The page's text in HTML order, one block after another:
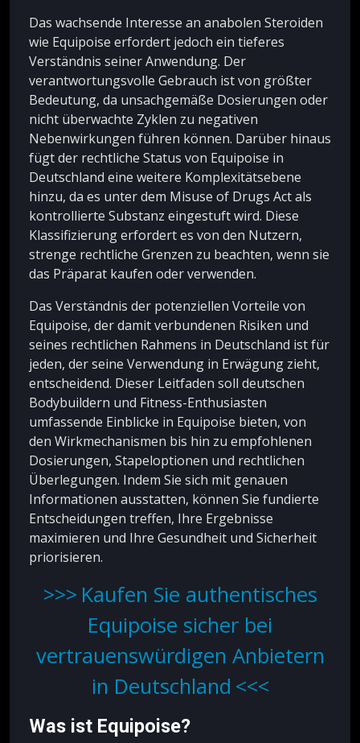
Das wachsende Interesse an anabolen Steroiden
wie Equipoise erfordert jedoch ein tieferes
Verständnis seiner Anwendung. Der
verantwortungsvolle Gebrauch ist von größter
Bedeutung, da unsachgemäße Dosierungen oder
nicht überwachte Zyklen zu negativen
Nebenwirkungen führen können. Darüber hinaus
fügt der rechtliche Status von Equipoise in
Deutschland eine weitere Komplexitätsebene
hinzu, da es unter dem Misuse of Drugs Act als
kontrollierte Substanz eingestuft wird. Diese
Klassifizierung erfordert es von den Nutzern,
strenge rechtliche Grenzen zu beachten, wenn sie
das Präparat kaufen oder verwenden.
Das Verständnis der potenziellen Vorteile von
Equipoise, der damit verbundenen Risiken und
seines rechtlichen Rahmens in Deutschland ist für
jeden, der seine Verwendung in Erwägung zieht,
entscheidend. Dieser Leitfaden soll deutschen
Bodybuildern und Fitness-Enthusiasten
umfassende Einblicke in Equipoise bieten, von
den Wirkmechanismen bis hin zu empfohlenen
Dosierungen, Stapeloptionen und rechtlichen
Überlegungen. Indem Sie sich mit genauen
Informationen ausstatten, können Sie fundierte
Entscheidungen treffen, Ihre Ergebnisse
maximieren und Ihre Gesundheit und Sicherheit
priorisieren.
Kaufen Sie authentisches
Equipoise sicher bei
vertrauenswürdigen Anbietern
in Deutschland
Was ist Equipoise?